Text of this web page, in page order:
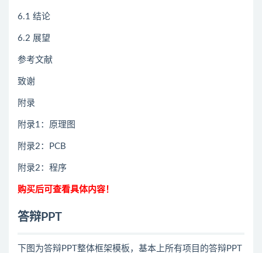
6.1 结论
6.2 展望
参考文献
致谢
附录
附录1：原理图
附录2：PCB
附录2：程序
购买后可查看具体内容！
答辩PPT
下图为答辩PPT整体框架模板，基本上所有项目的答辩PPT